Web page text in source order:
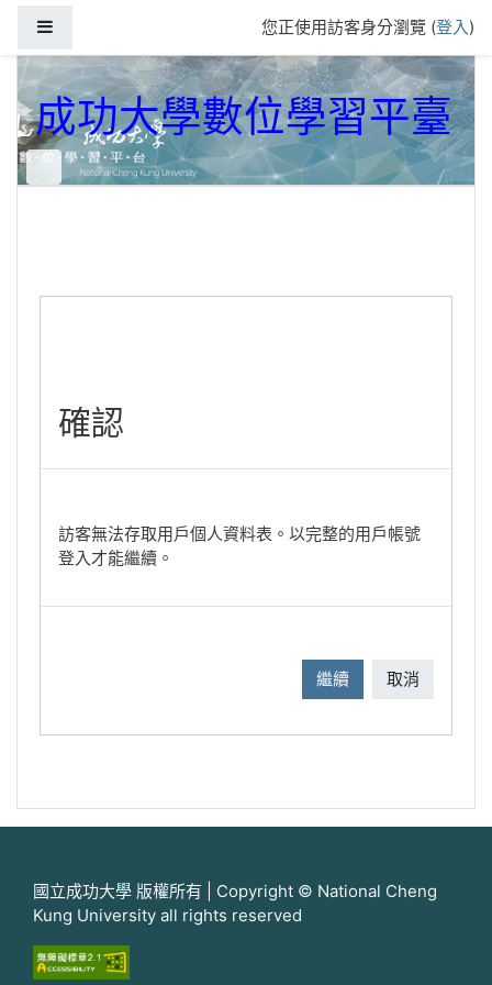
您正使用訪客身分瀏覽 (登入)
成功大學數位學習平臺
確認
訪客無法存取用戶個人資料表。以完整的用戶帳號
登入才能繼續。
繼續 取消
國立成功大學 版權所有 | Copyright © National Cheng
Kung University all rights reserved